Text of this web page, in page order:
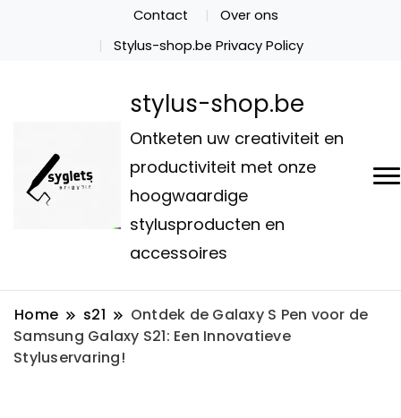
Contact
Over ons
Stylus-shop.be Privacy Policy
stylus-shop.be
Ontketen uw creativiteit en
productiviteit met onze
hoogwaardige
stylusproducten en
accessoires
Home s21
Ontdek de Galaxy S Pen voor de
Samsung Galaxy S21: Een Innovatieve
Styluservaring!